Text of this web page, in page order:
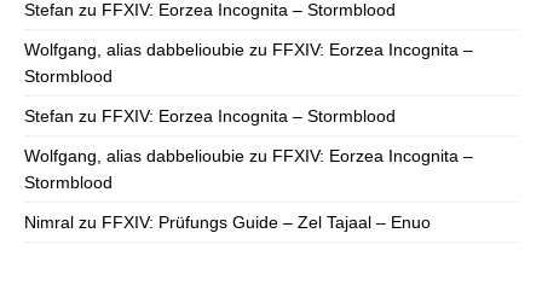
Stefan zu FFXIV: Eorzea Incognita – Stormblood
Wolfgang, alias dabbelioubie zu FFXIV: Eorzea Incognita –
Stormblood
Stefan zu FFXIV: Eorzea Incognita – Stormblood
Wolfgang, alias dabbelioubie zu FFXIV: Eorzea Incognita –
Stormblood
Nimral zu FFXIV: Prüfungs Guide – Zel Tajaal – Enuo